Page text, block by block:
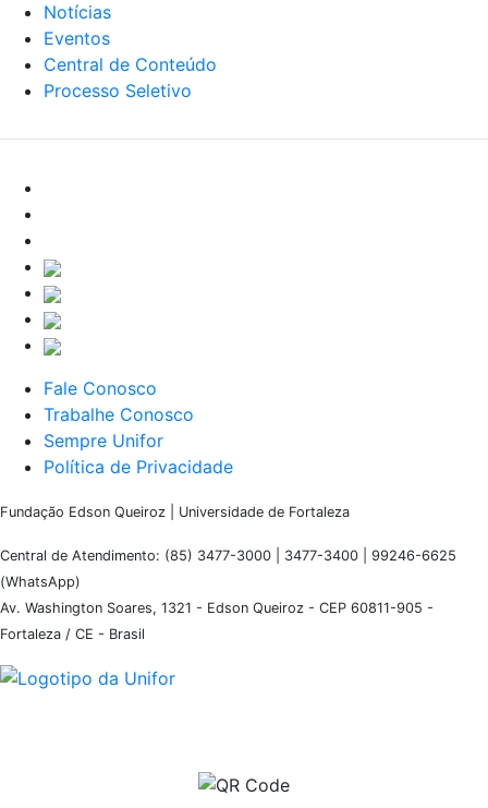
Notícias
Eventos
Central de Conteúdo
Processo Seletivo
Fale Conosco
Trabalhe Conosco
Sempre Unifor
Política de Privacidade
Fundação Edson Queiroz | Universidade de Fortaleza
Central de Atendimento: (85) 3477-3000 | 3477-3400 | 99246-6625
(WhatsApp)
Av. Washington Soares, 1321 - Edson Queiroz - CEP 60811-905 -
Fortaleza / CE - Brasil